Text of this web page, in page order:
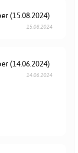
(15.08.2024)
15.08.2024
(14.06.2024)
14.06.2024